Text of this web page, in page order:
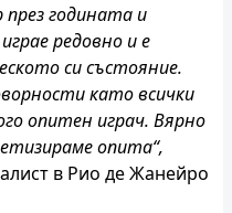
през годината и
редовно и е
си състояние.
като всички
опитен играч. Вярно
опита“,
в Рио де Жанейро